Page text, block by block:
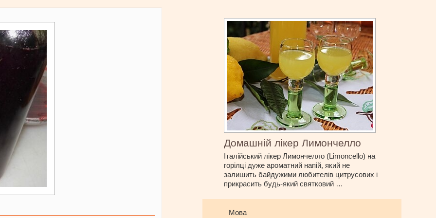
Домашній лікер Лимончелло
Італійський лікер Лимончелло (Limoncello) на
горілці дуже ароматний напій, який не
залишить байдужими любителів цитрусових і
прикрасить будь-який святковий …
Мова